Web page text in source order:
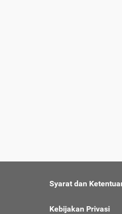
Syarat dan
Kebijakan Privasi